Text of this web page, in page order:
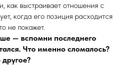
как выстраивает отношения с
когда его позиция расходится
не покажет.
— вспомни последнего
Что именно сломалось?